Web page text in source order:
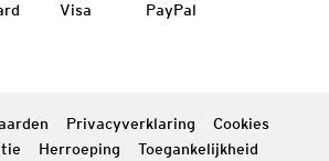
Visa PayPal
Privacyverklaring
Cookies
Herroeping Toegankelijkheid